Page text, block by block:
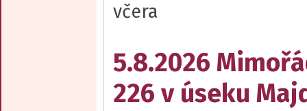
včera
5.8.2026
226 v úseku